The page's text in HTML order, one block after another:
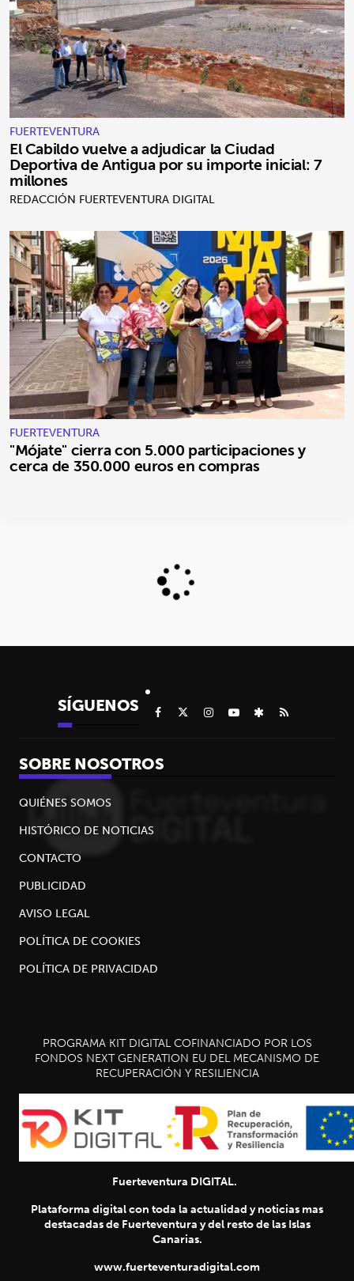
FUERTEVENTURA
El Cabildo vuelve a adjudicar la Ciudad
Deportiva de Antigua por su importe inicial: 7
millones
REDACCIÓN FUERTEVENTURA DIGITAL
FUERTEVENTURA
"Mójate" cierra con 5.000 participaciones y
cerca de 350.000 euros en compras
SÍGUENOS
SOBRE NOSOTROS
QUIÉNES SOMOS
HISTÓRICO DE NOTICIAS
CONTACTO
PUBLICIDAD
AVISO LEGAL
POLÍTICA DE COOKIES
POLÍTICA DE PRIVACIDAD
PROGRAMA KIT DIGITAL COFINANCIADO POR LOS
FONDOS NEXT GENERATION EU DEL MECANISMO DE
RECUPERACIÓN Y RESILIENCIA
Fuerteventura DIGITAL.
Plataforma digital con toda la actualidad y noticias mas
destacadas de Fuerteventura y del resto de las Islas
Canarias.
www.fuerteventuradigital.com